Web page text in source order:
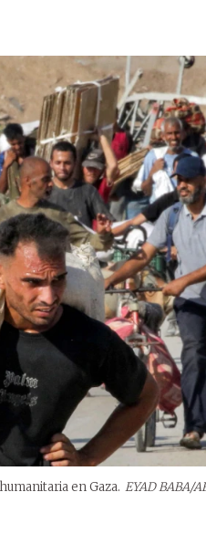
en Gaza. EYAD BABA/